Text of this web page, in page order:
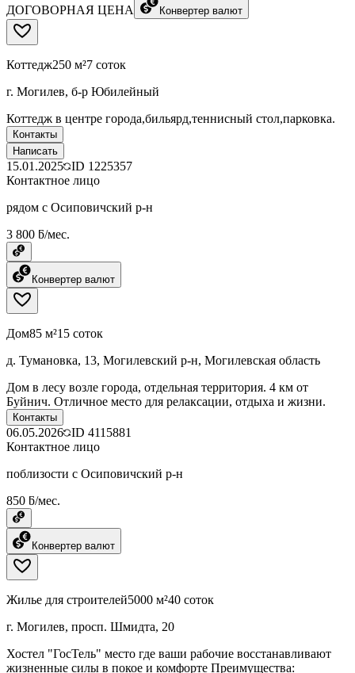
ДОГОВОРНАЯ ЦЕНА Конвертер валют
Коттедж250 м²7 соток
г. Могилев, б-р Юбилейный
Коттедж в центре города,бильярд,теннисный стол,парковка.
Контакты
Написать
15.01.2025 ID 1225357
Контактное лицо
рядом с Осиповичский р-н
3 800 ƃ/мес.
Конвертер валют
Дом85 м²15 соток
д. Тумановка, 13, Могилевский р-н, Могилевская область
Дом в лесу возле города, отдельная территория. 4 км от
Буйнич. Отличное место для релаксации, отдыха и жизни.
Контакты
06.05.2026 ID 4115881
Контактное лицо
поблизости с Осиповичский р-н
850 ƃ/мес.
Конвертер валют
Жилье для строителей5000 м²40 соток
г. Могилев, просп. Шмидта, 20
Хостел "ГосТель" место где ваши рабочие восстанавливают
жизненные силы в покое и комфорте Преимущества: